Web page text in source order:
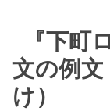
『下町
文の例
け）